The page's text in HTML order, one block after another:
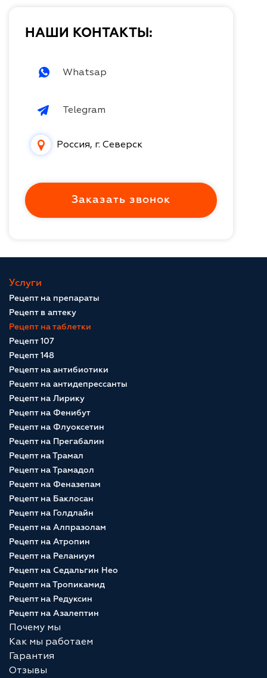
НАШИ КОНТАКТЫ:
Whatsap
Telegram
Россия, г. Северск
Заказать звонок
Услуги
Рецепт на препараты
Рецепт в аптеку
Рецепт на таблетки
Рецепт 107
Рецепт 148
Рецепт на антибиотики
Рецепт на антидепрессанты
Рецепт на Лирику
Рецепт на Фенибут
Рецепт на Флуоксетин
Рецепт на Прегабалин
Рецепт на Трамал
Рецепт на Трамадол
Рецепт на Феназепам
Рецепт на Баклосан
Рецепт на Голдлайн
Рецепт на Алпразолам
Рецепт на Атропин
Рецепт на Реланиум
Рецепт на Седальгин Нео
Рецепт на Тропикамид
Рецепт на Редуксин
Рецепт на Азалептин
Почему мы
Как мы работаем
Гарантия
Отзывы